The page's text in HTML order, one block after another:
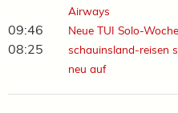
Airways
09:46 Neue TUI Solo-
08:25
schauinsland-reisen
neu auf